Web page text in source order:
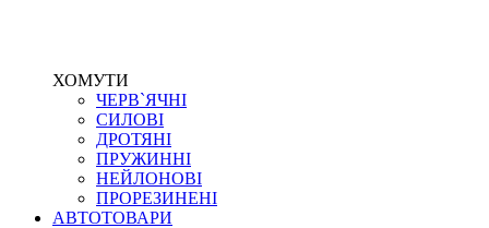
ХОМУТИ
ЧЕРВ`ЯЧНІ
СИЛОВІ
ДРОТЯНІ
ПРУЖИННІ
НЕЙЛОНОВІ
ПРОРЕЗИНЕНІ
АВТОТОВАРИ